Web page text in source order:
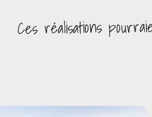
Cesréalisations